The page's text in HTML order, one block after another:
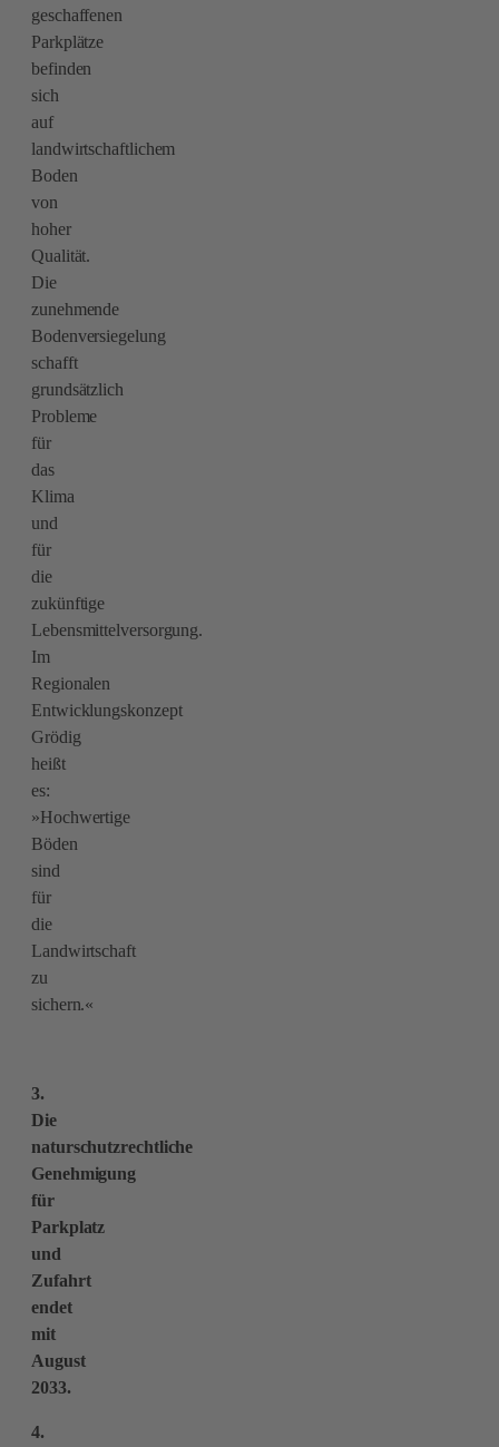
geschaffenen
Parkplätze
befinden
sich
auf
landwirtschaftlichem
Boden
von
hoher
Qualität.
Die
zunehmende
Bodenversiegelung
schafft
grundsätzlich
Probleme
für
das
Klima
und
für
die
zukünftige
Lebensmittelversorgung.
Im
Regionalen
Entwicklungskonzept
Grödig
heißt
es:
»Hochwertige
Böden
sind
für
die
Landwirtschaft
zu
sichern.«
3.
Die
naturschutzrechtliche
Genehmigung
für
Parkplatz
und
Zufahrt
endet
mit
August
2033.
4.